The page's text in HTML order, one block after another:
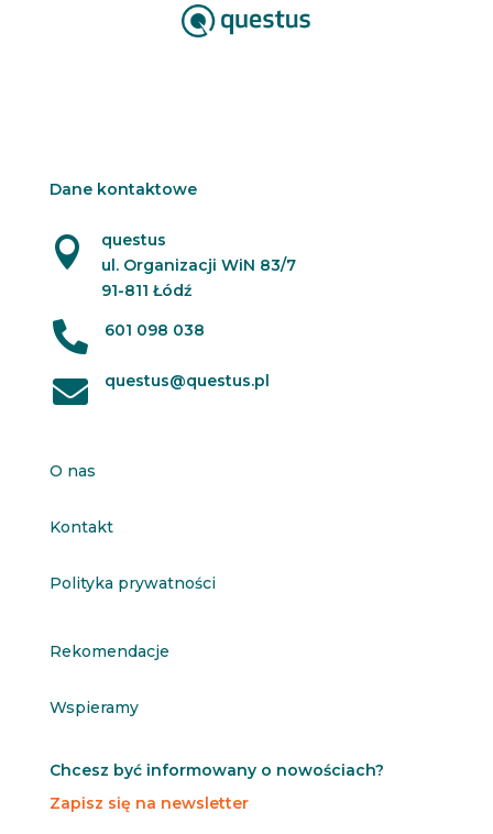
Dane kontaktowe

questus
ul. Organizacji WiN 83/7
91-811 Łódź
 601 098 038
 questus@questus.pl
O nas
Kontakt
Polityka prywatności
Rekomendacje
Wspieramy
Chcesz być informowany o nowościach?
Zapisz się na newsletter